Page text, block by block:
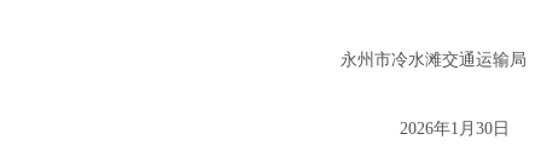
永州市冷水滩交通运输局
2026年1月30日